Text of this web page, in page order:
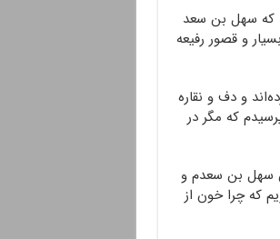
که سهل بن سعد
و قصور رفیعه
و دف و نقاره
که مگر در
سهل بن سعدم و
که چرا خون از